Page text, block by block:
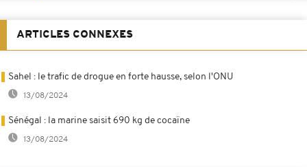
ARTICLES CONNEXES
Sahel : le trafic de drogue en forte hausse, selon l'ONU
13/08/2024
Sénégal : la marine saisit 690 kg de cocaïne
13/08/2024